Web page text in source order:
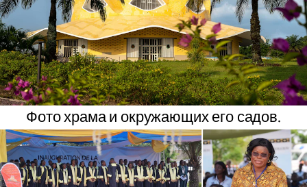
Фото храма и окружающих его садов.